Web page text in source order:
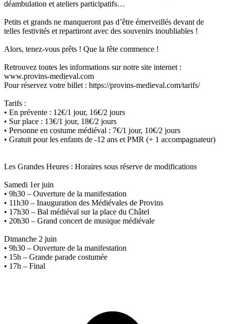
déambulation et ateliers participatifs…
Petits et grands ne manqueront pas d’être émerveillés devant de
telles festivités et repartiront avec des souvenirs inoubliables !
Alors, tenez-vous prêts ! Que la fête commence !
Retrouvez toutes les informations sur notre site internet :
www.provins-medieval.com
Pour réservez votre billet : https://provins-medieval.com/tarifs/
Tarifs :
• En prévente : 12€/1 jour, 16€/2 jours
• Sur place : 13€/1 jour, 18€/2 jours
• Personne en costume médiéval : 7€/1 jour, 10€/2 jours
• Gratuit pour les enfants de -12 ans et PMR (+ 1 accompagnateur)
Les Grandes Heures : Horaires sous réserve de modifications
Samedi 1er juin
• 9h30 – Ouverture de la manifestation
• 11h30 – Inauguration des Médiévales de Provins
• 17h30 – Bal médiéval sur la place du Châtel
• 20h30 – Grand concert de musique médiévale
Dimanche 2 juin
• 9h30 – Ouverture de la manifestation
• 15h – Grande parade costumée
• 17h – Final